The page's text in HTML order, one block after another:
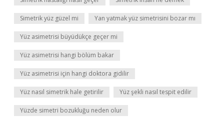
Simetrik yüz güzel mi Yan yatmak yüz simetrisini bozar mı
Yüz asimetrisi büyüdükçe geçer mi
Yüz asimetrisi hangi bölüm bakar
Yüz asimetrisi için hangi doktora gidilir
Yüz nasıl simetrik hale getirilir Yüz şekli nasıl tespit edilir
Yüzde simetri bozukluğu neden olur